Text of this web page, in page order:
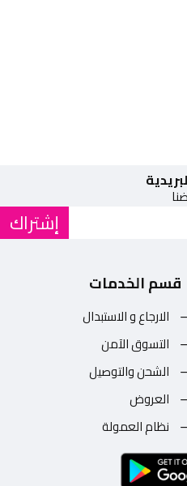
إشتراك
قسم الخدمات
الارجاع و الاستبدال
التسوق الآمن
الشحن والتوصيل
العروض
نظام العمولة